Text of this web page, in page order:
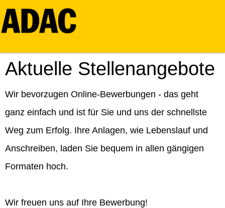
Aktuelle Stellenangebote
Wir bevorzugen Online-Bewerbungen - das geht
ganz einfach und ist für Sie und uns der schnellste
Weg zum Erfolg. Ihre Anlagen, wie Lebenslauf und
Anschreiben, laden Sie bequem in allen gängigen
Formaten hoch.
Wir freuen uns auf Ihre Bewerbung!